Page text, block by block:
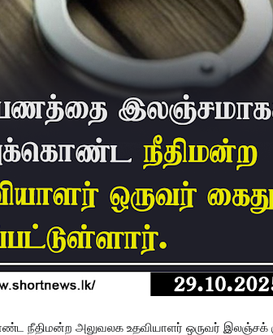
நீதிமன்ற அலுவலக உதவியாளர் ஒருவர் இலஞ்சக்